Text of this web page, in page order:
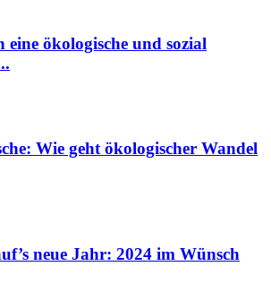
eine ökologische und sozial
Wie geht ökologischer Wandel
neue Jahr: 2024 im Wünsch